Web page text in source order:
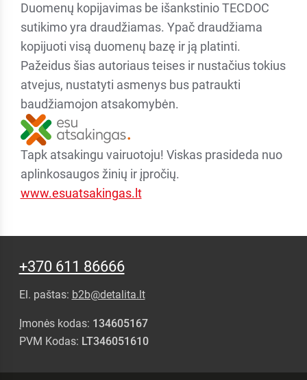
Duomenų kopijavimas be išankstinio TECDOC
sutikimo yra draudžiamas. Ypač draudžiama
kopijuoti visą duomenų bazę ir ją platinti.
Pažeidus šias autoriaus teises ir nustačius tokius
atvejus, nustatyti asmenys bus patraukti
baudžiamojon atsakomybėn.
Tapk atsakingu vairuotoju! Viskas prasideda nuo
aplinkosaugos žinių ir įpročių.
www.esuatsakingas.lt
+370 611 86666
El. paštas: b2b@detalita.lt
Įmonės kodas: 134605167
PVM Kodas: LT346051610